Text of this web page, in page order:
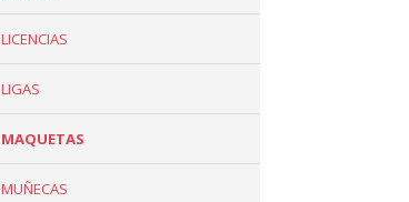
LICENCIAS
LIGAS
MAQUETAS
MUÑECAS